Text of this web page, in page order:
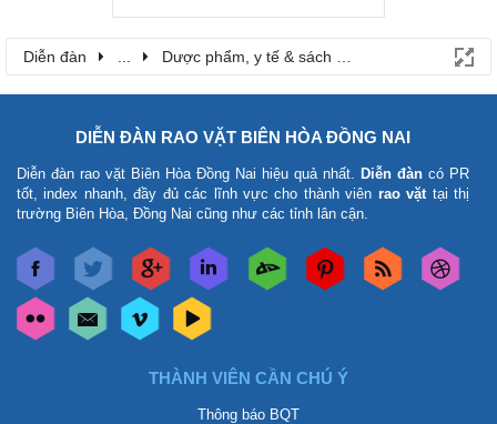
Diễn đàn Dược phẩm, y tế & sách báo
DIỄN ĐÀN RAO VẶT BIÊN HÒA ĐỒNG NAI
Diễn đàn rao vặt Biên Hòa Đồng Nai hiệu quả nhất. Diễn đàn có PR
tốt, index nhanh, đầy đủ các lĩnh vực cho thành viên rao vặt tại thị
trường Biên Hòa, Đồng Nai cũng như các tỉnh lân cận.
THÀNH VIÊN CẦN CHÚ Ý
Thông báo BQT